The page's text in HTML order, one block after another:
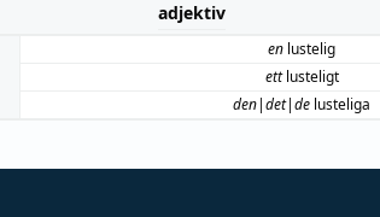
adjektiv
en lustelig
ettlusteligt
den|det|de lusteliga